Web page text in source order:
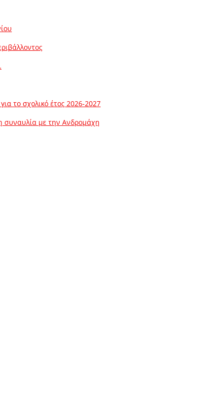
το σχολικό έτος 2026-2027
συναυλία με την Ανδρομάχη